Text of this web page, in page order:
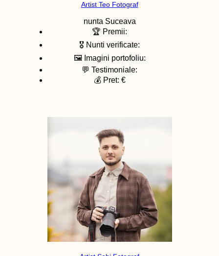
Artist Teo Fotograf
nunta Suceava
🏆 Premii:
🎖️ Nunti verificate:
🖼️ Imagini portofoliu:
💬 Testimoniale:
💰 Pret: €